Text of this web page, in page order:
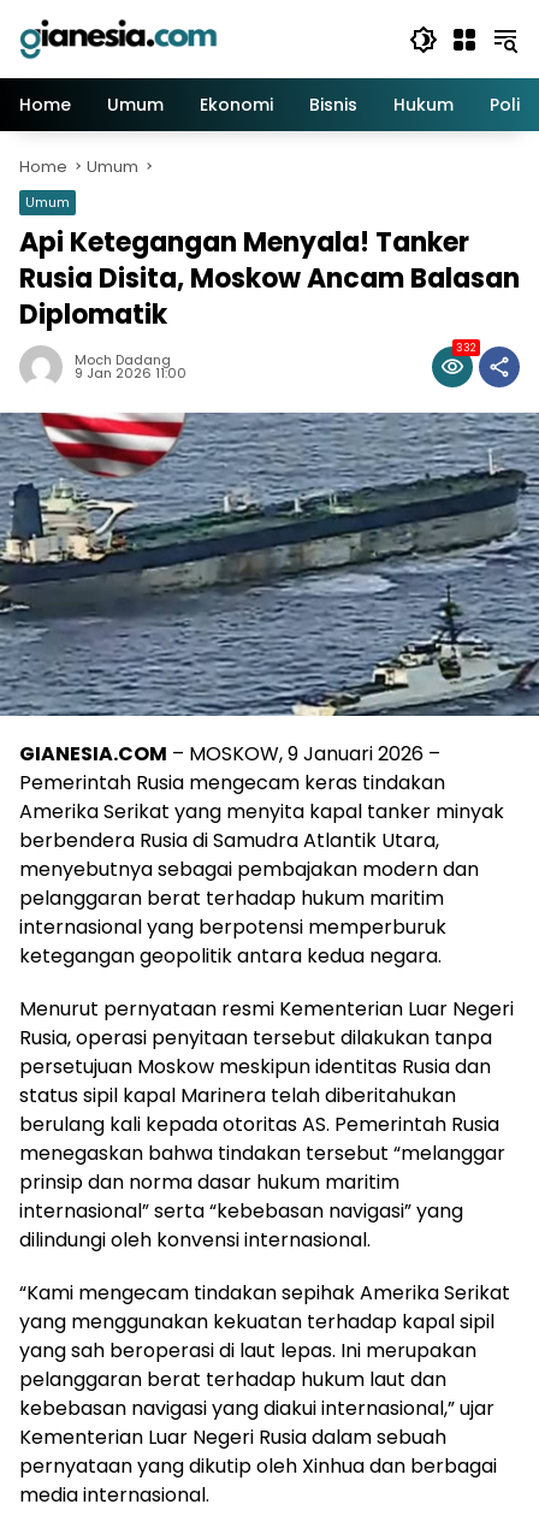
content
Home
Umum Ekonomi Bisnis Hukum Politik
Home Umum
Umum
Api Ketegangan Menyala! Tanker
Rusia Disita, Moskow Ancam Balasan
Diplomatik
Moch Dadang
9 Jan 2026 11:00
332
GIANESIA.COM – MOSKOW, 9 Januari 2026 –
Pemerintah Rusia mengecam keras tindakan
Amerika Serikat yang menyita kapal tanker minyak
berbendera Rusia di Samudra Atlantik Utara,
menyebutnya sebagai pembajakan modern dan
pelanggaran berat terhadap hukum maritim
internasional yang berpotensi memperburuk
ketegangan geopolitik antara kedua negara.
Menurut pernyataan resmi Kementerian Luar Negeri
Rusia, operasi penyitaan tersebut dilakukan tanpa
persetujuan Moskow meskipun identitas Rusia dan
status sipil kapal Marinera telah diberitahukan
berulang kali kepada otoritas AS. Pemerintah Rusia
menegaskan bahwa tindakan tersebut “melanggar
prinsip dan norma dasar hukum maritim
internasional” serta “kebebasan navigasi” yang
dilindungi oleh konvensi internasional.
“Kami mengecam tindakan sepihak Amerika Serikat
yang menggunakan kekuatan terhadap kapal sipil
yang sah beroperasi di laut lepas. Ini merupakan
pelanggaran berat terhadap hukum laut dan
kebebasan navigasi yang diakui internasional,” ujar
Kementerian Luar Negeri Rusia dalam sebuah
pernyataan yang dikutip oleh Xinhua dan berbagai
media internasional.